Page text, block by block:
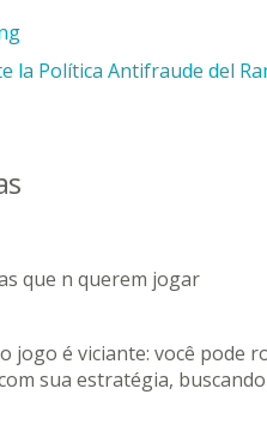
la Política Antifraude del
que n querem jogar
jogo é viciante: você pode
sua estratégia,